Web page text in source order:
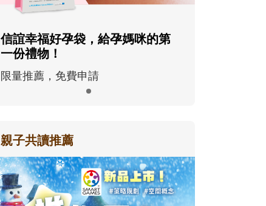
信誼幸福好孕袋，給孕媽咪的第
一份禮物！
限量推薦，免費申請
親子共讀推薦